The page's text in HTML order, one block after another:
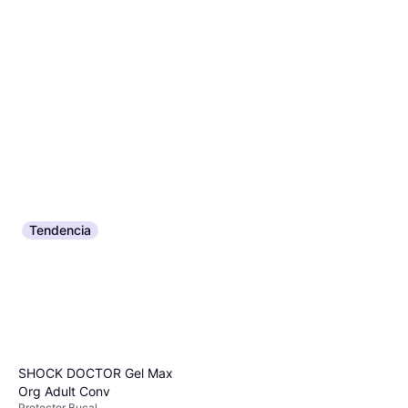
Tendencia
SHOCK DOCTOR Gel Max
Org Adult Conv